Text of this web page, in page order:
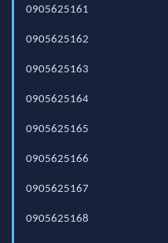
0905625161
0905625162
0905625163
0905625164
0905625165
0905625166
0905625167
0905625168